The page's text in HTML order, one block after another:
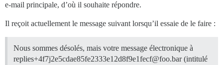
e-mail principale, d’où il souhaite répondre.
Il reçoit actuellement le message suivant lorsqu’il essaie de le faire :
Nous sommes désolés, mais votre message électronique à
replies+4f7j2e5cdae85fe2333e12d8f9e1fecf@foo.bar (intitulé